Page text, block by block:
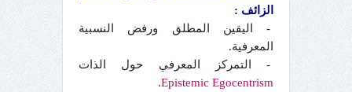
الزائف :
- اليقين المطلق ورفض النسبية
المعرفية.
- التمركز المعرفي حول الذات
Epistemic Egocentrism
.